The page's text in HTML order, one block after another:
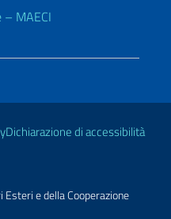
MAECI
Dichiarazione di accessibilità
e della Cooperazione